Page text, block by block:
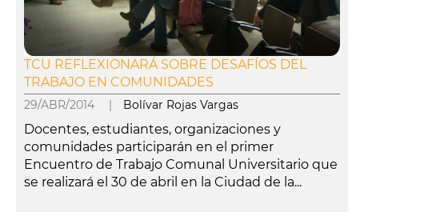
TCU REFLEXIONARÁ SOBRE DESAFÍOS DEL
TRABAJO EN COMUNIDADES
29/ABR/2014 | Bolívar Rojas Vargas
Docentes, estudiantes, organizaciones y
comunidades participarán en el primer
Encuentro de Trabajo Comunal Universitario que
se realizará el 30 de abril en la Ciudad de la...